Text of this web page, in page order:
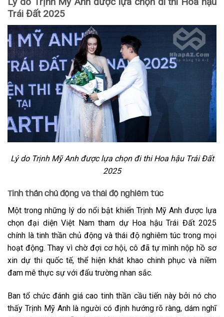
Trái Đất 2025
Lý do Trịnh Mỹ Anh được lựa chọn đi thi Hoa hậu Trái Đất
2025
Tinh thần chủ động và thái độ nghiêm túc
Một trong những lý do nổi bật khiến Trịnh Mỹ Anh được lựa
chọn đại diện Việt Nam tham dự Hoa hậu Trái Đất 2025
chính là tinh thần chủ động và thái độ nghiêm túc trong mọi
hoạt động. Thay vì chờ đợi cơ hội, cô đã tự mình nộp hồ sơ
xin dự thi quốc tế, thể hiện khát khao chinh phục và niềm
đam mê thực sự với đấu trường nhan sắc.
Ban tổ chức đánh giá cao tinh thần cầu tiến này bởi nó cho
thấy Trịnh Mỹ Anh là người có định hướng rõ ràng, dám nghĩ